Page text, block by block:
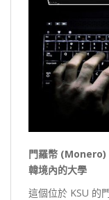
門羅幣 (Monero)
韓境內的大學
這個位於 KSU 的